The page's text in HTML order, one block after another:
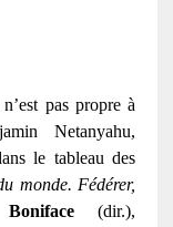
pas propre à
Netanyahu,
le tableau des
monde. Fédérer,
Boniface (dir.),